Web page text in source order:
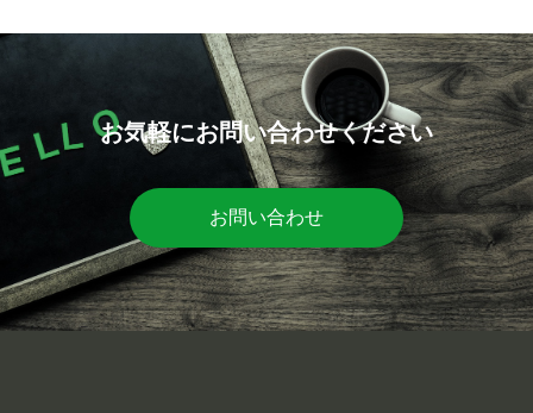
お気軽にお問い合わせください
お問い合わせ